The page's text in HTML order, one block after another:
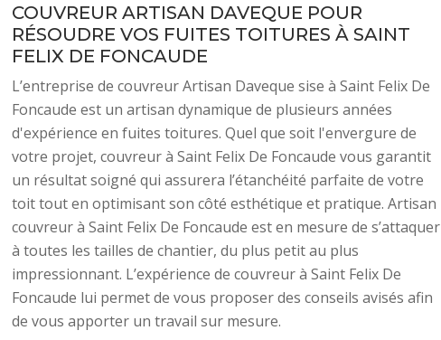
COUVREUR ARTISAN DAVEQUE POUR
RÉSOUDRE VOS FUITES TOITURES À SAINT
FELIX DE FONCAUDE
L’entreprise de couvreur Artisan Daveque sise à Saint Felix De
Foncaude est un artisan dynamique de plusieurs années
d'expérience en fuites toitures. Quel que soit l'envergure de
votre projet, couvreur à Saint Felix De Foncaude vous garantit
un résultat soigné qui assurera l’étanchéité parfaite de votre
toit tout en optimisant son côté esthétique et pratique. Artisan
couvreur à Saint Felix De Foncaude est en mesure de s’attaquer
à toutes les tailles de chantier, du plus petit au plus
impressionnant. L’expérience de couvreur à Saint Felix De
Foncaude lui permet de vous proposer des conseils avisés afin
de vous apporter un travail sur mesure.